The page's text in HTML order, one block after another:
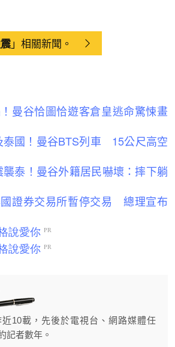
」相關新聞。
曼谷恰圖恰遊客倉皇逃命驚悚畫
泰國！曼谷BTS列車 15公尺高空
泰！曼谷外籍居民嚇壞：摔下躺
證券交易所暫停交易 總理宣布
10載，先後於電視台、網路媒體任
記者數年。